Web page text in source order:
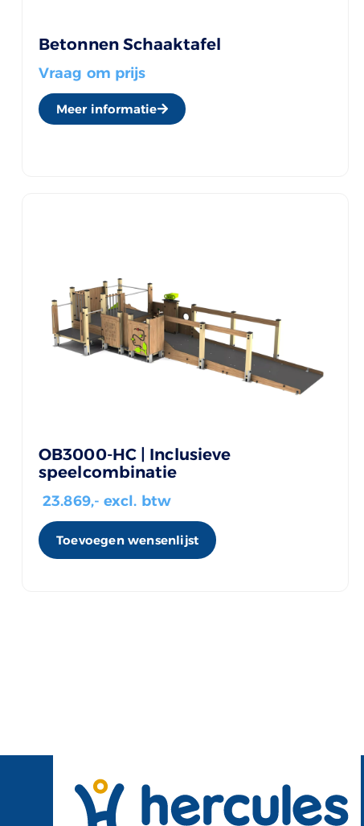
Betonnen Schaaktafel
Vraag om prijs
Meer informatie
OB3000-HC | Inclusieve
speelcombinatie
23.869,- excl. btw
Toevoegen wensenlijst